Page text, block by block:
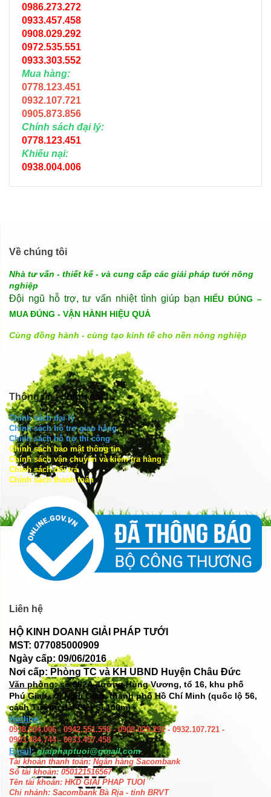
0986.273.272
0933.457.458
0908.029.292
0972.535.551
0933.303.552
Mua hàng:
0778.123.451
0932.107.721
0905.873.856
Chính sách đại lý:
0778.123.451
Khiếu nại:
0938.004.006
Về chúng tôi
Nhà tư vấn - thiết kế - và cung cấp các giải pháp tưới nông
nghiệp
Đội ngũ hỗ trợ, tư vấn nhiệt tình giúp bạn HIỂU ĐÚNG –
MUA ĐÚNG - VẬN HÀNH HIỆU QUẢ
Cùng đồng hành - cùng tạo kinh tế cho nền nông nghiệp
Thông tin - chính sách
Chính sách đại lý
Chính sách hỗ trợ giao hàng
Chính sách hỗ trợ thi công
Chính sách bảo mật thông tin
Chính sách vận chuyển và kiểm tra hàng
Chính sách đổi trả
Chính sách thanh toán
Liên hệ
HỘ KINH DOANH GIẢI PHÁP TƯỚI
MST: 077085000909
Ngày cấp: 09/06/2016
Nơi cấp: Phòng TC và KH UBND Huyện Châu Đức
Văn phòng: số382A đường Hùng Vương, tổ 16, khu phố
Phú Giao, xã Ngãi Giao, thành phố Hồ Chí Minh (quốc lộ 56,
cách Tượng đài Liệt Sĩ 100m)
Hotline:
0938.004.006 - 0942.551.558 - 0908.029.292 - 0932.107.721 -
0903.484.744 - 0933.457.458
Email: giaiphaptuoi@gmail.com
Tài khoản thanh toán: Ngân hàng Sacombank
Số tài khoản: 050121516567
Tên tài khoản: HKD GIAI PHAP TUOI
Chi nhánh: Sacombank Bà Rịa - tỉnh BRVT